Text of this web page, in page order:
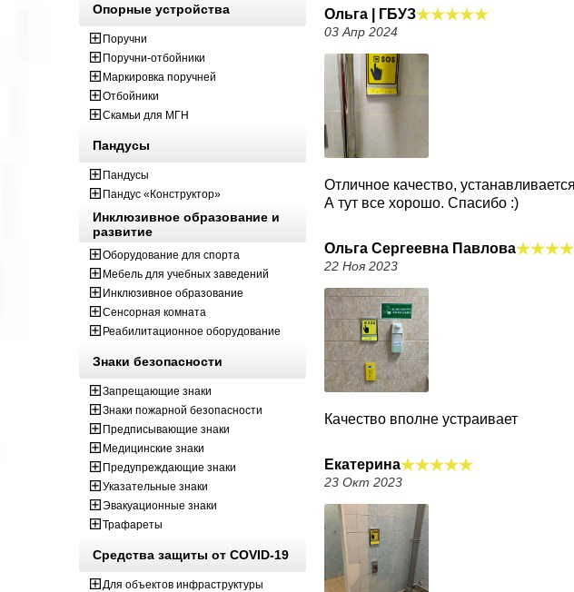
Ольга | ГБУЗ
03 Апр 2024
Отличное качество,
А тут все хорошо. Спасибо :)
Ольга Сергеевна Павлова
22 Ноя 2023
Качество вполне устраивает
Екатерина
23 Окт 2023
Опорные устройства
Поручни
Поручни-отбойники
Маркировка поручней
Отбойники
Скамьи для МГН
Пандусы
Пандусы
Пандус «Конструктор»
Инклюзивное образование и
развитие
Оборудование для спорта
Мебель для учебных заведений
Инклюзивное образование
Сенсорная комната
Реабилитационное оборудование
Знаки безопасности
Запрещающие знаки
Знаки пожарной безопасности
Предписывающие знаки
Медицинские знаки
Предупреждающие знаки
Указательные знаки
Эвакуационные знаки
Трафареты
Средства защиты от COVID-19
Для объектов инфраструктуры